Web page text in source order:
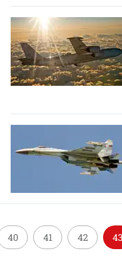
40 41 42 43